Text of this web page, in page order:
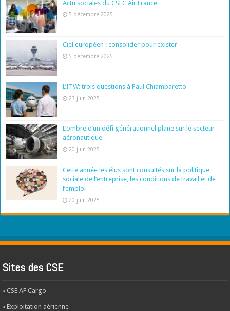
Actu sociales du CSEC Air France
5 décembre 2025
Ciel européen : consolider pour exister
5 décembre 2025
L’ITW: trois questions à Paul Chiambaretto
23 juin 2025
L’ombre d’un défi générationnel plane sur le secteur
aéronautique
20 juin 2025
Cette année les élus sont consultés sur la politique
sociale de l’entreprise, les conditions de travail et de
l’emploi
20 juin 2025
Sites des CSE
» CSE AF Cargo
» Exploitation aérienne